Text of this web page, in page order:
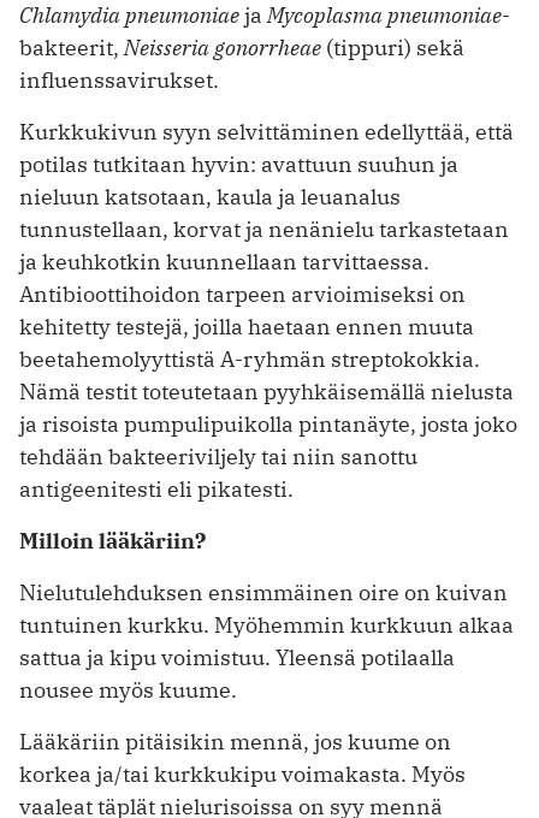
Chlamydia pneumoniaejaMycoplasma pneumoniae-
bakteerit,Neisseria gonorrheae (tippuri) sekä
influenssavirukset.
Kurkkukivun syyn selvittäminen edellyttää, että
potilas tutkitaan hyvin: avattuun suuhun ja
nieluun katsotaan, kaula ja leuanalus
tunnustellaan, korvat ja nenänielu tarkastetaan
ja keuhkotkin kuunnellaan tarvittaessa.
Antibioottihoidon tarpeen arvioimiseksi on
kehitetty testejä, joilla haetaan ennen muuta
beetahemolyyttistä A-ryhmän streptokokkia.
Nämä testit toteutetaan pyyhkäisemällä nielusta
ja risoista pumpulipuikolla pintanäyte, josta joko
tehdään bakteeriviljely tai niin sanottu
antigeenitesti eli pikatesti.
Milloin lääkäriin?
Nielutulehduksen ensimmäinen oire on kuivan
tuntuinen kurkku. Myöhemmin kurkkuun alkaa
sattua ja kipu voimistuu. Yleensä potilaalla
nousee myös kuume.
Lääkäriin pitäisikin mennä, jos kuume on
korkea ja/tai kurkkukipu voimakasta. Myös
vaaleat täplät nielurisoissa on syy mennä